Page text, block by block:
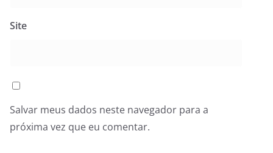
Site
Salvar meus dados neste navegador para a
próxima vez que eu comentar.